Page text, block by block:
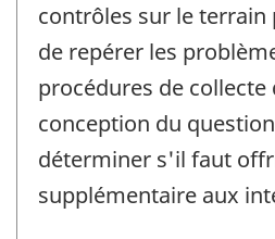
contrôles sur le
de repérer les
procédures de collecte
conception du
déterminer s'il faut
supplémentaire aux